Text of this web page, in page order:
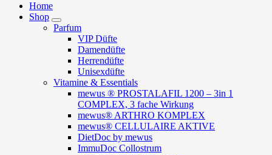
Home
Shop
Parfum
VIP Düfte
Damendüfte
Herrendüfte
Unisexdüfte
Vitamine & Essentials
mewus ® PROSTALAFIL 1200 – 3in 1
COMPLEX, 3 fache Wirkung
mewus® ARTHRO KOMPLEX
mewus® CELLULAIRE AKTIVE
DietDoc by mewus
ImmuDoc Collostrum